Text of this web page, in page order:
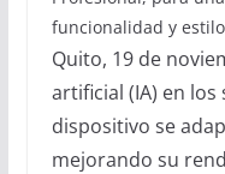
funcionalidad y
Quito, 19 de
artificial (IA) en
dispositivo se
mejorando su